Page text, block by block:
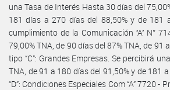
una Tasa de Interés Hasta 30 días del
181 días a 270 días del 88,50% y de 181
cumplimiento de la Comunicación ‘‘A’’
79,00% TNA, de 90 días del 87% TNA, de
tipo “C”: Grandes Empresas. Se percibirá
TNA, de 91 a 180 días del 91,50% y de 181
“D”: Condiciones Especiales Com “A” 7720